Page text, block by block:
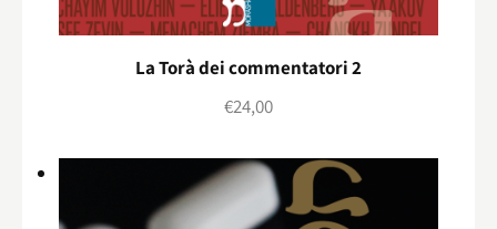
La Torà dei commentatori 2
€24,00